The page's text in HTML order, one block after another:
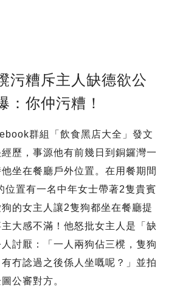
污糟斥主人缺德欲公
你仲污糟！
群組「飲食黑店大全」發文
歷，事源他有前幾日到銅鑼灣一
坐在餐廳戶外位置。在用餐期間
位置有一名中年女士帶著2隻貴賓
的女主人讓2隻狗都坐在餐廳提
大感不滿！他怒批女主人是「缺
討厭：「一人兩狗佔三櫈，隻狗
冇諗過之後係人坐嘅呢？」並拍
公審對方。